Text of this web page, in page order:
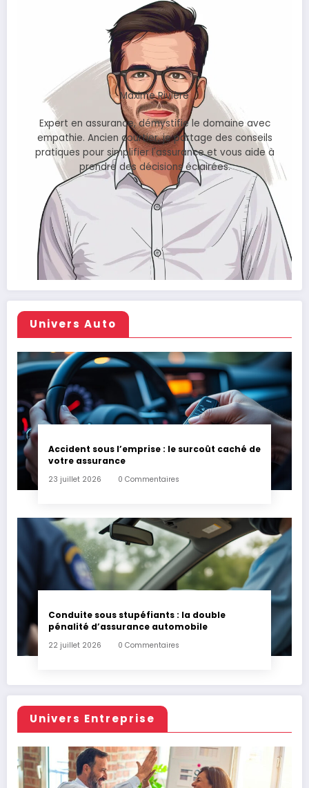
Maxime Rivière
Expert en assurance, démystifie le domaine avec
empathie. Ancien courtier, je partage des conseils
pratiques pour simplifier l'assurance et vous aide à
prendre des décisions éclairées.
Univers Auto
Accident sous l’emprise : le surcoût caché de
votre assurance
23 juillet 2026 0 Commentaires
Conduite sous stupéfiants : la double
pénalité d’assurance automobile
22 juillet 2026 0 Commentaires
Univers Entreprise